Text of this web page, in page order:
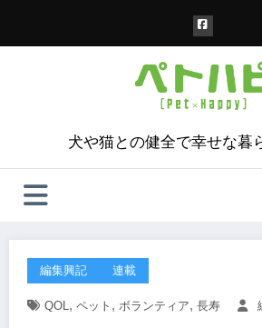
犬や猫との健全で幸せな暮
編集興記 連載
QOL, ペット , ボランティア, 長寿